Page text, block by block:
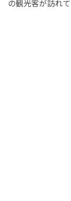
の観光客が訪れて